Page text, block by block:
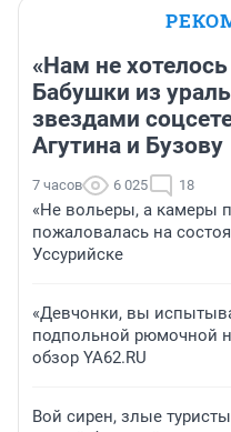
«Нам не
Бабушки из
звездами
Агутина и Бузову
7 часов 6 025 18
«Не вольеры, а камеры
пожаловалась на
Уссурийске
«Девчонки, вы
подпольной рюмочной
обзор YA62.RU
Вой сирен, злые